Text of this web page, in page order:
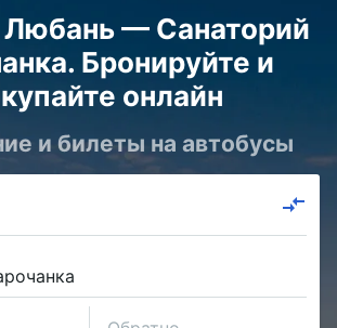
Любань — Санаторий
Бронируйте и
онлайн
и билеты на автобусы